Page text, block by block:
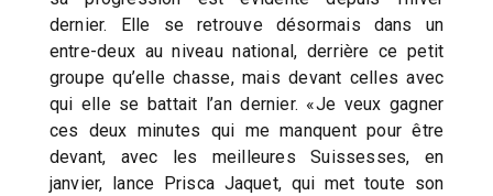
dernier. Elle se retrouve désormais dans un
entre-deux au niveau national, derrière ce petit
groupe qu’elle chasse, mais devant celles avec
qui elle se battait l’an dernier. «Je veux gagner
ces deux minutes qui me manquent pour être
devant, avec les meilleures Suissesses, en
janvier, lance Prisca Jaquet, qui met toute son